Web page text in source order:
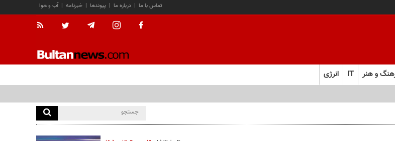
آب و هوا | خبرنامه | پیوندها | درباره ما | تماس با ما
و هنر IT انرژی